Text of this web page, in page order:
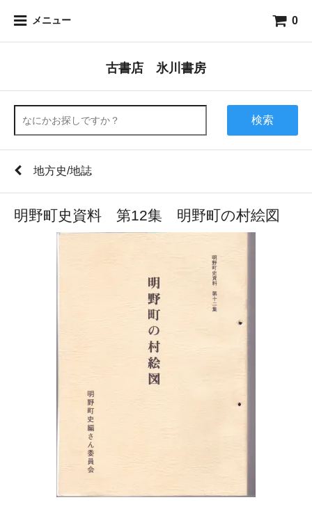
メニュー 0
古書店 氷川書房
検索
地方史/地誌
明野町史資料 第12集 明野町の村絵図